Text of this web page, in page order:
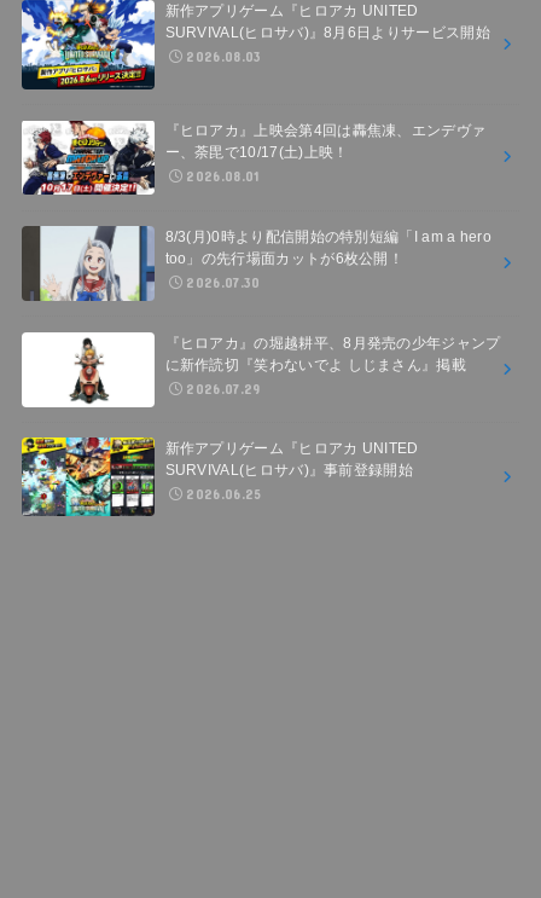
新作アプリゲーム『ヒロアカ UNITED
SURVIVAL(ヒロサバ)』8月6日よりサービス開始
2026.08.03
『ヒロアカ』上映会第4回は轟焦凍、エンデヴァ
ー、荼毘で10/17(土)上映！
2026.08.01
8/3(月)0時より配信開始の特別短編「I am a hero
too」の先行場面カットが6枚公開！
2026.07.30
『ヒロアカ』の堀越耕平、8月発売の少年ジャンプ
に新作読切『笑わないでよ しじまさん』掲載
2026.07.29
新作アプリゲーム『ヒロアカ UNITED
SURVIVAL(ヒロサバ)』事前登録開始
2026.06.25